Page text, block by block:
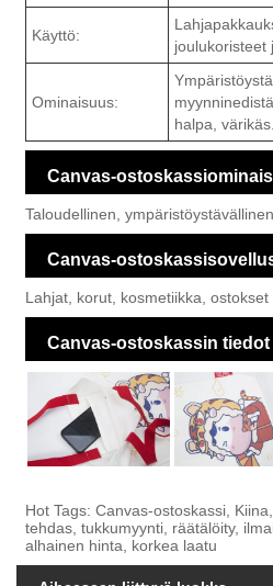
Käyttö:
joulukoristeet
Ominaisuus:
halpa, värikäs.
Canvas-
Taloudellinen, ympäristöystävällinen
Canvas-
Lahjat, korut, kosmetiikka, ostokset
Canvas-ostoskassin tiedot
Hot Tags: Canvas-ostoskassi,
tehdas, tukkumyynti, räätälöity,
alhainen hinta, korkea laatu